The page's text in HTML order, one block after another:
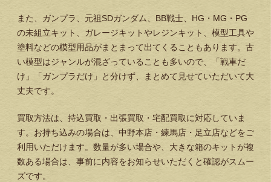
また、ガンプラ、元祖SDガンダム、BB戦士、HG・MG・PG
の未組立キット、ガレージキットやレジンキット、模型工具や
塗料などの模型用品がまとまって出てくることもあります。古
い模型はジャンルが混ざっていることも多いので、「戦車だ
け」「ガンプラだけ」と分けず、まとめて見せていただいて大
丈夫です。
買取方法は、持込買取・出張買取・宅配買取に対応していま
す。お持ち込みの場合は、中野本店・練馬店・足立店などをご
利用いただけます。数量が多い場合や、大きな箱のキットが複
数ある場合は、事前に内容をお知らせいただくと確認がスムー
ズです。